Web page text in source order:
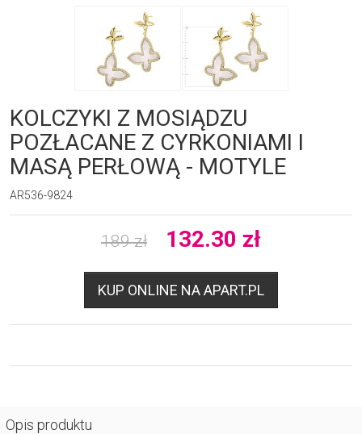
KOLCZYKI Z MOSIĄDZU
POZŁACANE Z CYRKONIAMI I
MASĄ PERŁOWĄ - MOTYLE
AR536-9824
189 zł 132.30 zł
KUP ONLINE NA APART.PL
Opis produktu